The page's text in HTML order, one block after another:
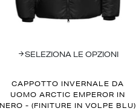
SELEZIONA LE OPZIONI
CAPPOTTO INVERNALE DA
UOMO ARCTIC EMPEROR IN
NERO - (FINITURE IN VOLPE BLU)